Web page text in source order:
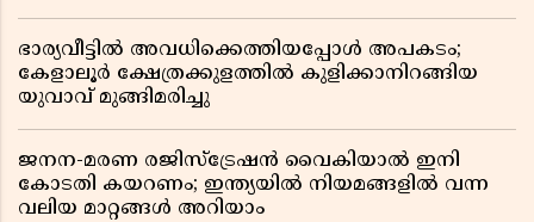
റിപ്പോർട്ട് പുറത്ത്
ഭാര്യവീട്ടിൽ അവധിക്കെത്തിയപ്പോൾ അപകടം;
കേളാലൂർ ക്ഷേത്രക്കുളത്തിൽ കുളിക്കാനിറങ്ങിയ
യുവാവ് മുങ്ങിമരിച്ചു
ജനന-മരണ രജിസ്ട്രേഷൻ വൈകിയാൽ ഇനി
കോടതി കയറണം; ഇന്ത്യയിൽ നിയമങ്ങളിൽ വന്ന
വലിയ മാറ്റങ്ങൾ അറിയാം